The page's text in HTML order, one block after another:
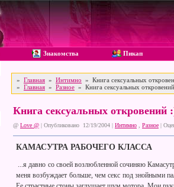
Знакомства Пикап
» Главная » Интимно » Книга сексуальных
» Главная » Разное » Книга сексуальных
Книга сексуальных откровений
@ Love @ | Опубликовано 12/19/2004 | Интимно Разное |
КАМАСУТРА РАБОЧЕГО КЛАССА
...я давно со своей возлюбленной сочиняю
меня возбуждает больше, чем секс под знойными